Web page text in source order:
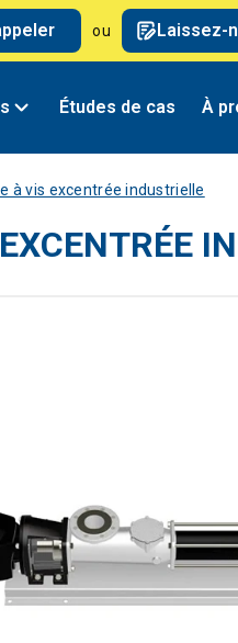
ou Laissez-
Études de cas À
à vis excentrée industrielle